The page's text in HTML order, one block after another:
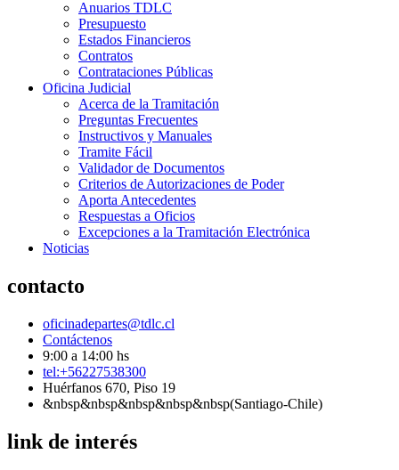
Anuarios TDLC
Presupuesto
Estados Financieros
Contratos
Contrataciones Públicas
Oficina Judicial
Acerca de la Tramitación
Preguntas Frecuentes
Instructivos y Manuales
Tramite Fácil
Validador de Documentos
Criterios de Autorizaciones de Poder
Aporta Antecedentes
Respuestas a Oficios
Excepciones a la Tramitación Electrónica
Noticias
contacto
oficinadepartes@tdlc.cl
Contáctenos
9:00 a 14:00 hs
tel:+56227538300
Huérfanos 670, Piso 19
&nbsp&nbsp&nbsp&nbsp&nbsp(Santiago-Chile)
link de interés